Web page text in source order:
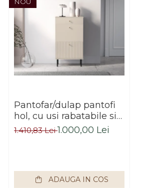
Pantofar/dulap pantofi
hol, cu usi rabatabile si
sertar,bej crem casmir,
pal+mdf casmir , 98x
negre, butoni auriu,
Bortis
1.410,83 Lei1.000,00 Lei
ADAUGA IN COS